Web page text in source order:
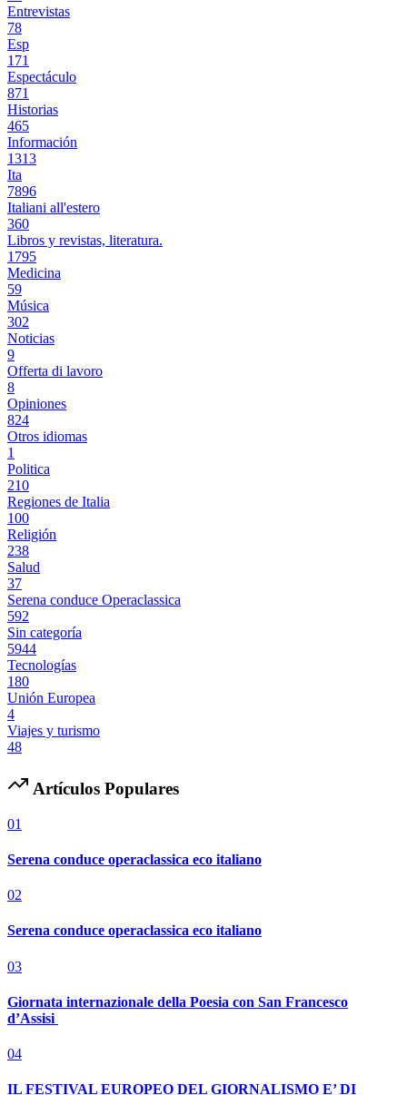
Entrevistas
78
Esp
171
Espectáculo
871
Historias
465
Información
1313
Ita
7896
Italiani all'estero
360
Libros y revistas, literatura.
1795
Medicina
59
Música
302
Noticias
9
Offerta di lavoro
8
Opiniones
824
Otros idiomas
1
Politica
210
Regiones de Italia
100
Religión
238
Salud
37
Serena conduce Operaclassica
592
Sin categoría
5944
Tecnologías
180
Unión Europea
4
Viajes y turismo
48
Artículos Populares
01
Serena conduce operaclassica eco italiano
02
Serena conduce operaclassica eco italiano
03
Giornata internazionale della Poesia con San Francesco
d’Assisi
04
IL FESTIVAL EUROPEO DEL GIORNALISMO E’ DI